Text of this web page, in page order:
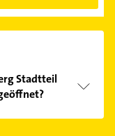
Stadtteil
.